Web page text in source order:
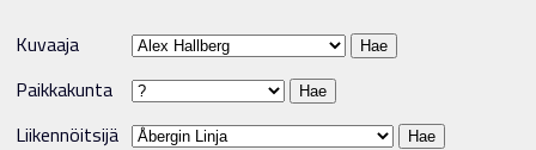
Kuvaaja
Paikkakunta
Liikennöitsijä